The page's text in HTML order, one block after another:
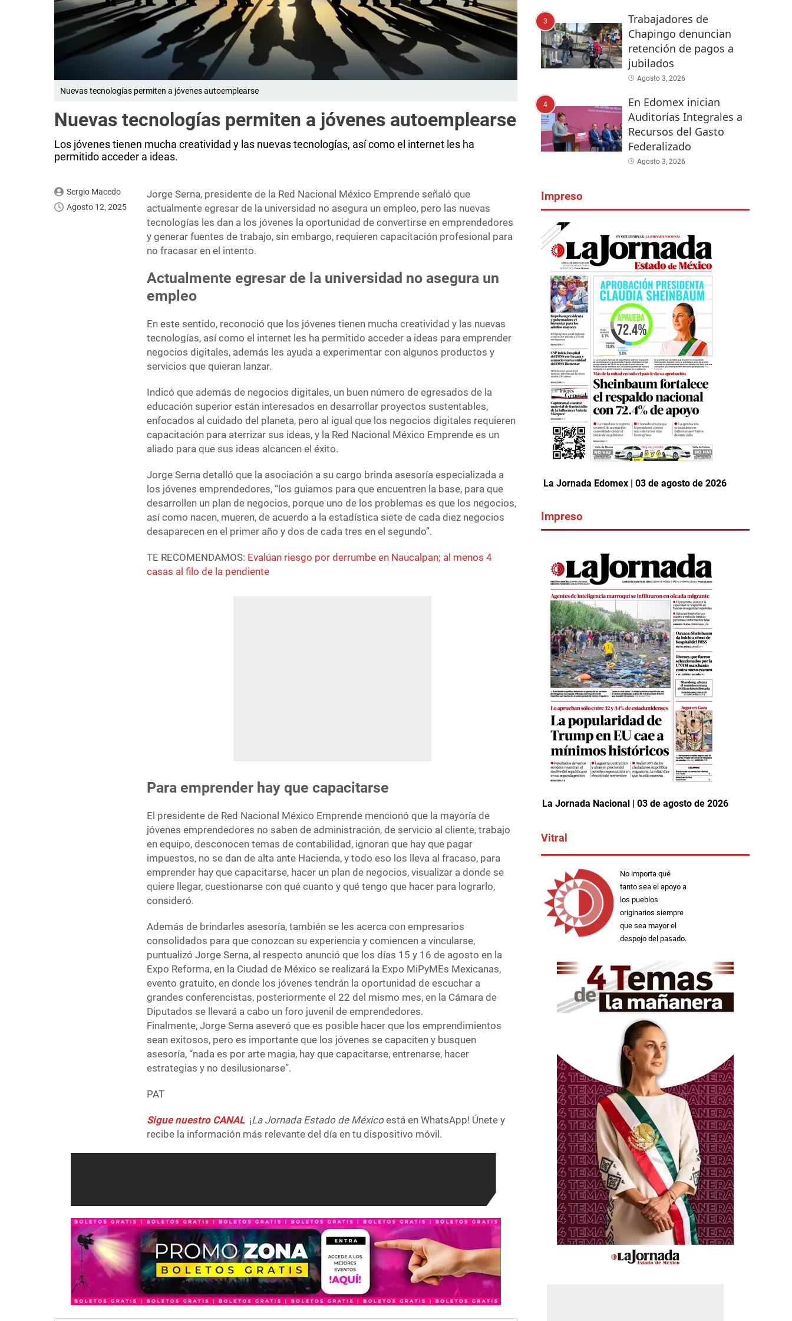
Nuevas tecnologías permiten a jóvenes autoemplearse
Nuevas tecnologías permiten a jóvenes autoemplearse
Los jóvenes tienen mucha creatividad y las nuevas tecnologías, así como el internet les ha
permitido acceder a ideas.
Sergio Macedo
Agosto 12, 2025
Jorge Serna, presidente de la Red Nacional México Emprende señaló que
actualmente egresar de la universidad no asegura un empleo, pero las nuevas
tecnologías les dan a los jóvenes la oportunidad de convertirse en emprendedores
y generar fuentes de trabajo, sin embargo, requieren capacitación profesional para
no fracasar en el intento.
Actualmente egresar de la universidad no asegura un
empleo
En este sentido, reconoció que los jóvenes tienen mucha creatividad y las nuevas
tecnologías, así como el internet les ha permitido acceder a ideas para emprender
negocios digitales, además les ayuda a experimentar con algunos productos y
servicios que quieran lanzar.
Indicó que además de negocios digitales, un buen número de egresados de la
educación superior están interesados en desarrollar proyectos sustentables,
enfocados al cuidado del planeta, pero al igual que los negocios digitales requieren
capacitación para aterrizar sus ideas, y la Red Nacional México Emprende es un
aliado para que sus ideas alcancen el éxito.
Jorge Serna detalló que la asociación a su cargo brinda asesoría especializada a
los jóvenes emprendedores, “los guiamos para que encuentren la base, para que
desarrollen un plan de negocios, porque uno de los problemas es que los negocios,
así como nacen, mueren, de acuerdo a la estadística siete de cada diez negocios
desaparecen en el primer año y dos de cada tres en el segundo”.
TE RECOMENDAMOS: Evalúan riesgo por derrumbe en Naucalpan; al menos 4
casas al filo de la pendiente
Para emprender hay que capacitarse
El presidente de Red Nacional México Emprende mencionó que la mayoría de
jóvenes emprendedores no saben de administración, de servicio al cliente, trabajo
en equipo, desconocen temas de contabilidad, ignoran que hay que pagar
impuestos, no se dan de alta ante Hacienda, y todo eso los lleva al fracaso, para
emprender hay que capacitarse, hacer un plan de negocios, visualizar a donde se
quiere llegar, cuestionarse con qué cuanto y qué tengo que hacer para lograrlo,
consideró.
Además de brindarles asesoría, también se les acerca con empresarios
consolidados para que conozcan su experiencia y comiencen a vincularse,
puntualizó Jorge Serna, al respecto anunció que los días 15 y 16 de agosto en la
Expo Reforma, en la Ciudad de México se realizará la Expo MiPyMEs Mexicanas,
evento gratuito, en donde los jóvenes tendrán la oportunidad de escuchar a
grandes conferencistas, posteriormente el 22 del mismo mes, en la Cámara de
Diputados se llevará a cabo un foro juvenil de emprendedores.
Finalmente, Jorge Serna aseveró que es posible hacer que los emprendimientos
sean exitosos, pero es importante que los jóvenes se capaciten y busquen
asesoría, “nada es por arte magia, hay que capacitarse, entrenarse, hacer
estrategias y no desilusionarse”.
PAT
Sigue nuestro CANAL ¡La Jornada Estado de Méxicoestá en WhatsApp! Únete y
recibe la información más relevante del día en tu dispositivo móvil.
3
Trabajadores de
Chapingo denuncian
retención de pagos a
jubilados
Agosto 3, 2026
4
En Edomex inician
Auditorías Integrales a
Recursos del Gasto
Federalizado
Agosto 3, 2026
Impreso
La Jornada Edomex | 03 de agosto de 2026
Impreso
La Jornada Nacional | 03 de agosto de 2026
Vitral
No importa qué
tanto sea el apoyo a
los pueblos
originarios siempre
que sea mayor el
despojo del pasado.